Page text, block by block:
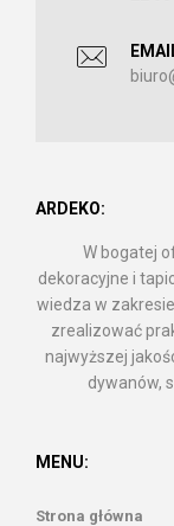
ARDEKO:
W bogatej
dekoracyjne i
wiedza w
zrealizować
najwyższej
dywanów,
MENU:
Strona główna